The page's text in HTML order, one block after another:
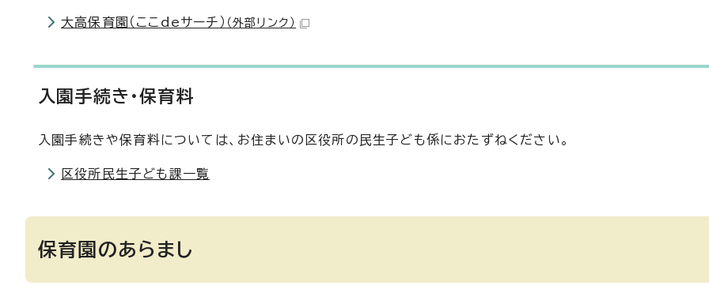
大高保育園（ここdeサーチ） （外部リンク）
入園手続き・保育料
入園手続きや保育料については、お住まいの区役所の民生子ども係におたずねください。
区役所民生子ども課一覧
保育園のあらまし